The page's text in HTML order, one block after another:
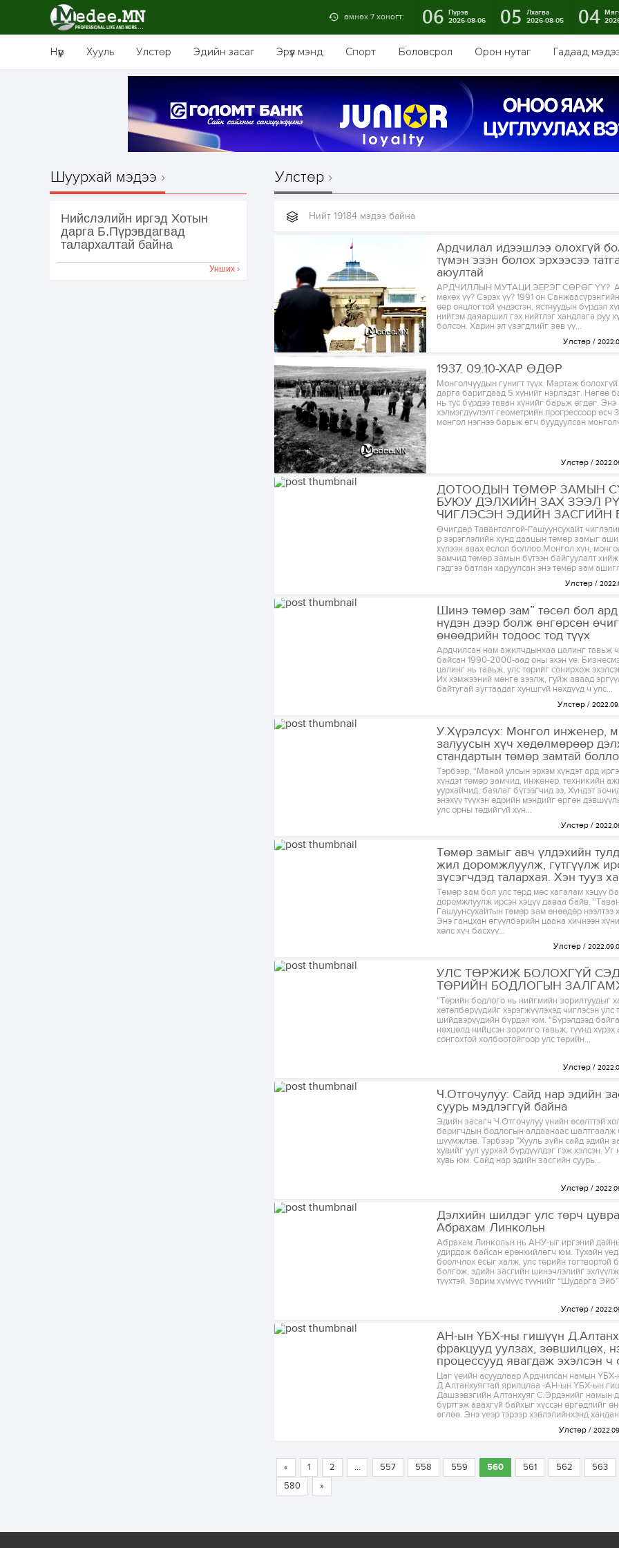
өмнөх 7 хоногт: 06 Пүрэв
2026-08-06
05
Лхагва
2026-08-05
04
Нүүр Хууль Улстөр Эдийн засаг Эрүүл мэнд Спорт Боловсрол Орон нутаг Гадаад
Шуурхай мэдээ
Нийслэлийн иргэд Хотын
дарга Б.Пүрэвдагвад
талархалтай байна
Унших ›
Улстөр
Нийт 19184 мэдээ байна
Ардчилал идээшлээ олохгүй
түмэн эзэн болох эрхээсээ
аюултай
АРДЧИЛЛЫН МУТАЦИ ЭЕРЭГ СӨРӨГ ҮҮ?
мөхөх үү? Сэрэх үү? 1991 он
өөр онцлогтой үндэстэн, ястнуудын бүрдэл
нийгэм даяаршил гэх нийтлэг хандлага руу
болсон. Харин эл үзэгдлийг зөв үү...
Улстөр
1937. 09.10-ХАР ӨДӨР
Монголчуудын гунигт түүх. Мартаж
дарга баригдаад 5 хүнийг нэрлэдэг. Нөгөө
нь тус бүрдээ таван хүнийг барьж өгдөг.
хэлмэгдүүлэлт геометрийн прогрессоор өсч
монгол нэгнээ барьж өгч буудуулсан
Улстөр
ДОТООДЫН ТӨМӨР ЗАМЫН
БУЮУ ДЭЛХИЙН ЗАХ ЗЭЭЛ
ЧИГЛЭСЭН ЭДИЙН ЗАСГИЙН
Өчигдөр Тавантолгой-Гашуунсухайт
р зэрэглэлийн хүнд даацын төмөр замыг
хүлээн авах ёслол боллоо.Монгол хүн,
замчид төмөр замын бүтээн байгуулалт
гэдгээ батлан харуулсан энэ төмөр зам
Улстөр
Шинэ төмөр зам” төсөл бол
нүдэн дээр болж өнгөрсөн
өнөөдрийн тодоос тод түүх
Ардчилсан нам ажилчдынхаа цалинг тавьж
байсан 1990-2000-аад оны эхэн үе.
цалинг нь тавьж, улс төрийг сонирхож
Их хэмжээний мөнгө зээлж, гуйж аваад
байтугай зугтаадаг хуншгүй нөхдүүд ч улс...
Улстөр
У.Хүрэлсүх: Монгол инженер,
залуусын хүч хөдөлмөрөөр
стандартын төмөр замтай
Тэрбээр, “Манай улсын эрхэм хүндэт ард
хүндэт төмөр замчид, инженер, техникийн
уурхайчид, баялаг бүтээгчид ээ, Хүндэт
энэхүү түүхэн өдрийн мэндийг өргөн
улс орны төдийгүй хүн...
Улстөр
Төмөр замыг авч үлдэхийн
жил доромжлуулж, гүтгүүлж
зүсэгчдэд талархая. Хэн тууз
Төмөр зам бол улс төрд мөс хагалам хэцүү
доромжлуулж ирсэн хэцүү даваа байв.
Гашуунсухайтын төмөр зам өнөөдөр нээлтээ
Энэ ганцхан өгүүлбэрийн цаана хичнээн
хөлс хүч басхүү...
Улстөр
УЛС ТӨРЖИЖ БОЛОХГҮЙ
ТӨРИЙН БОДЛОГЫН
“Төрийн бодлого нь нийгмийн зорилтуудыг
хөтөлбөрүүдийг хэрэгжүүлэхэд чиглэсэн улс
шийдвэрүүдийн бүрдэл юм. “Бүрэлдээд
нөхцөлд нийцсэн зорилго тавьж, түүнд
сонгохтой холбоотойгоор улс төрийн...
Улстөр
Ч.Отгочулуу: Сайд нар эдийн
суурь мэдлэггүй байна
Эдийн засагч Ч.Отгочулуу үнийн өсөлттэй
баригчдын бодлогын алдаанаас шалтгаалж
шүүмжлэв. Тэрбээр "Хууль зүйн сайд эдийн
хувийг уул уурхай бүрдүүлдэг гэж хэлсэн.
хувь юм. Сайд нар эдийн засгийн суурь...
Улстөр
Дэлхийн шилдэг улс төрч
Абрахам Линкольн
Абрахам Линкольн нь АНУ-ыг иргэний
удирдаж байсан ерөнхийлөгч юм. Тухайн
боолчлох ёсыг халж, улс төрийн тогтвортой
болгож, эдийн засгийн шинэчлэлийг
түүхтэй. Зарим хүмүүс түүнийг “Шударга
Улстөр
АН-ын ҮБХ-ны гишүүн
фракцууд уулзах, зөвшилцөх,
процессууд явагдаж эхэлсэн ч
Цаг үеийн асуудлаар Ардчилсан намын
Д.Алтанхуягтай ярилцлаа -АН-ын ҮБХ-ын
Дашзэвэгийн Алтанхуяг С.Эрдэнийг намын
бүртгэж авахгүй байхыг хүссэн өргөдлийг
өглөө. Энэ үеэр тэрээр хэвлэлийнхэнд
Улстөр
« 1 2 ... 557 558 559 560 561 562 563
580
»